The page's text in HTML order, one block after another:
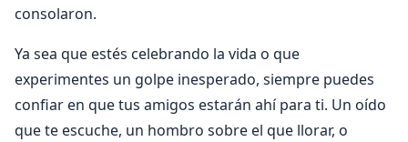
consolaron.
Ya sea que estés celebrando la vida o que
experimentes un golpe inesperado, siempre puedes
confiar en que tus amigos estarán ahí para ti. Un oído
que te escuche, un hombro sobre el que llorar, o